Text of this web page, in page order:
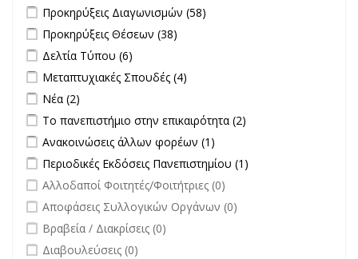
Apply Προκηρύξεις Διαγωνισμών filter
Προκηρύξεις Διαγωνισμών (58)
Apply Προκηρύξεις Θέσεων filter
Προκηρύξεις Θέσεων (38)
Apply Δελτία Τύπου filter
Δελτία Τύπου (6)
Apply Μεταπτυχιακές Σπουδές filter
Μεταπτυχιακές Σπουδές (4)
Apply Νέα filter
Νέα (2)
Apply Το πανεπιστήμιο στην επικαιρότητα filter
Το πανεπιστήμιο στην επικαιρότητα (2)
Apply Ανακοινώσεις άλλων φορέων filter
Ανακοινώσεις άλλων φορέων (1)
Apply Περιοδικές Εκδόσεις Πανεπιστημίου filter
Περιοδικές Εκδόσεις Πανεπιστημίου (1)
undefined
Αλλοδαποί Φοιτητές/Φοιτήτριες (0)
undefined
Αποφάσεις Συλλογικών Οργάνων (0)
undefined
Βραβεία / Διακρίσεις (0)
undefined
Διαβουλεύσεις (0)